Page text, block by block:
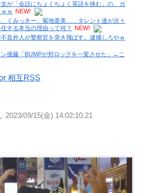
女が「会話にちょくちょく英語を挟む」の、ガ
ｗ
NEW!
、くみっきー、菊地亜美……タレント達が次々
する本当の理由って何？
NEW!
不良外人が警察官を突き飛ばす。逮捕しろやｗ
後藤「BUMPが邦ロックを一変させた」←こ
相互RSS
2023/09/15(金) 14:02:10.21